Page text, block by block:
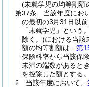
(未就学児の均等割額
第37条
当該年度にお
の最初の3月31日以
「未就学児」という
除く。)における当該
額の均等割額は、 第
保険料率から当該保
未満の端数があると
を控除した額とする。
2
当該年度において、